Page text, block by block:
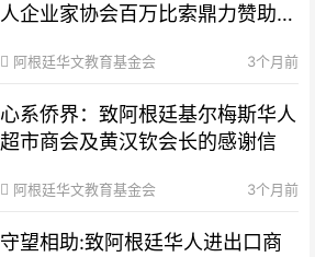
人企业家协会百万比索鼎力赞助水
阿根廷华文教育基金会 3个月前
心系侨界​：致阿根廷基尔梅斯华人
超市商会及黄汉钦会长的感谢信
阿根廷华文教育基金会 3个月前
守望相助:致阿根廷华人进出口商